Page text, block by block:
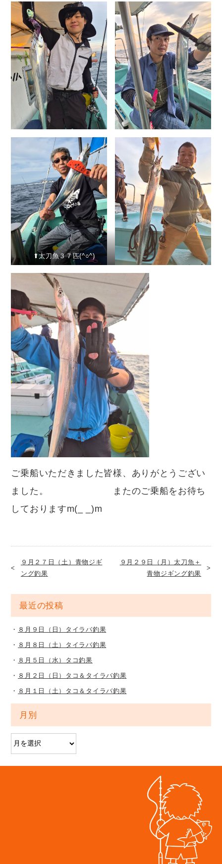
⬆︎太刀魚３７匹(^○^)
ご乗船いただきました皆様、ありがとうござい
ました。 またのご乗船をお待ち
しておりますm(_ _)m
９月２７日（土）青物ジギ
ング釣果
９月２９日（月）太刀魚＋
青物ジギング釣果
最近の投稿
８月９日（日）タイラバ釣果
８月８日（土）タイラバ釣果
８月５日（水）タコ釣果
８月２日（日）タコ＆タイラバ釣果
８月１日（土）タコ＆タイラバ釣果
月別